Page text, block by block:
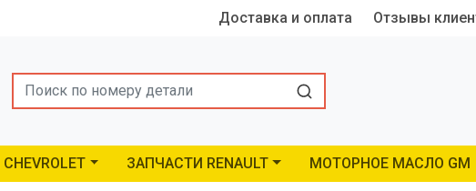
Доставка и оплата Отзывы
Search
ЗАПЧАСТИ RENAULT МОТОРНОЕ МАСЛО GM